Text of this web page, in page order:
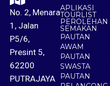
No. 2, Menara
1, Jalan
P5/6,
Presint 5,
62200
PUTRAJAYA
APLIKASI
TOURLIST
PEROLEHAN
SEMAKAN
PAUTAN
AWAM
PAUTAN
SWASTA
PAUTAN